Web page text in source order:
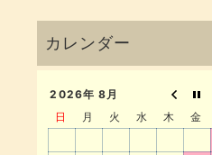
2026年 8月
日
月 火 水 木 金